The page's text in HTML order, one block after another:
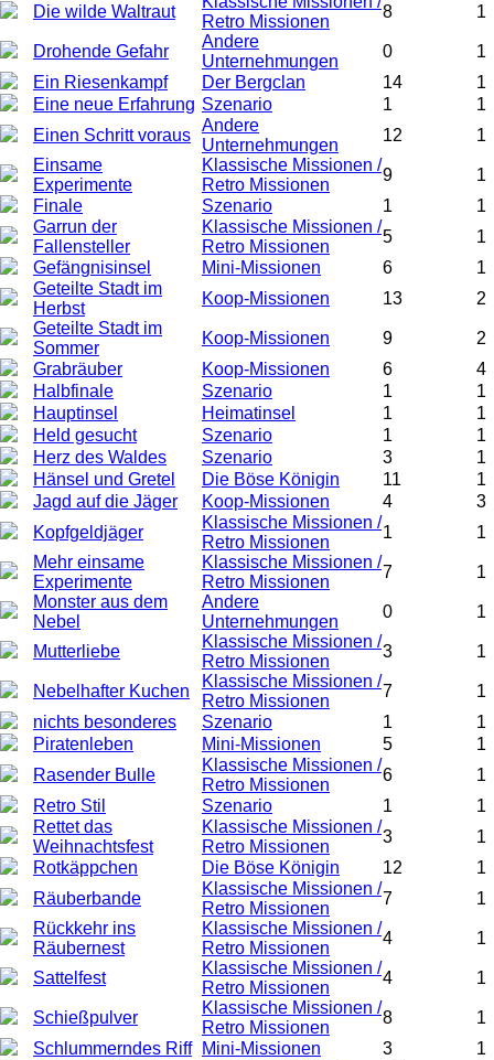
Die wilde Waltraut
Retro Missionen
8 1
Drohende Gefahr
Andere
Unternehmungen
0
1
Ein Riesenkampf
Der Bergclan 14
1
Eine neue Erfahrung Szenario 1
1
Einen Schritt voraus
Andere
Unternehmungen
12
1
Einsame
Experimente
Klassische Missionen /
Retro Missionen
9
1
Finale
Szenario 1
1
Garrun der
Fallensteller
Klassische Missionen /
Retro Missionen
5
1
Gefängnisinsel
Mini-Missionen 6
1
Geteilte Stadt im
Herbst
Koop-Missionen 13
2
Geteilte Stadt im
Sommer
Koop-Missionen 9
2
Grabräuber
Koop-Missionen 6
4
Halbfinale
Szenario 1
1
Hauptinsel
Heimatinsel 1
1
Held gesucht
Szenario 1
1
Herz des Waldes
Szenario 3
1
Hänsel und Gretel
Die Böse Königin 11
1
Jagd auf die Jäger
Koop-Missionen 4
3
Kopfgeldjäger
Klassische Missionen /
Retro Missionen
1
1
Mehr einsame
Experimente
Klassische Missionen /
Retro Missionen
7
1
Monster aus dem
Nebel
Andere
Unternehmungen
0 1
Mutterliebe
Klassische Missionen /
Retro Missionen
3 1
Nebelhafter Kuchen
Klassische Missionen /
Retro Missionen
7
1
nichts besonderes
Szenario 1
1
Piratenleben
Mini-Missionen 5
1
Rasender Bulle
Klassische Missionen /
Retro Missionen
6
1
Retro Stil
Szenario 1
1
Rettet das
Weihnachtsfest
Klassische Missionen /
Retro Missionen
3
1
Rotkäppchen
Die Böse Königin 12
1
Räuberbande
Klassische Missionen /
Retro Missionen
7
1
Rückkehr ins
Räubernest
Klassische Missionen /
Retro Missionen
4 1
Sattelfest
Klassische Missionen /
Retro Missionen
4 1
Schießpulver
Klassische Missionen /
Retro Missionen
8
1
Schlummerndes Riff
Mini-Missionen 3
1